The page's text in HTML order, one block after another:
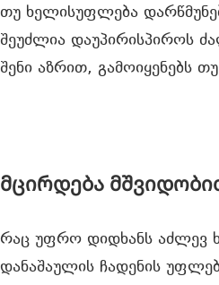
თუ ხელისუფლება
შეუძლია დაუპირისპიროს
შენი აზრით, გამოიყენებს
მცირდება
რაც უფრო დიდხანს აძლევ
დანაშაულის ჩადენის